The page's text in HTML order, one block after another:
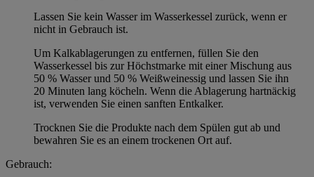
Lassen Sie kein Wasser im Wasserkessel zurück, wenn er
nicht in Gebrauch ist.
Um Kalkablagerungen zu entfernen, füllen Sie den
Wasserkessel bis zur Höchstmarke mit einer Mischung aus
50 % Wasser und 50 % Weißweinessig und lassen Sie ihn
20 Minuten lang köcheln. Wenn die Ablagerung hartnäckig
ist, verwenden Sie einen sanften Entkalker.
Trocknen Sie die Produkte nach dem Spülen gut ab und
bewahren Sie es an einem trockenen Ort auf.
Gebrauch: